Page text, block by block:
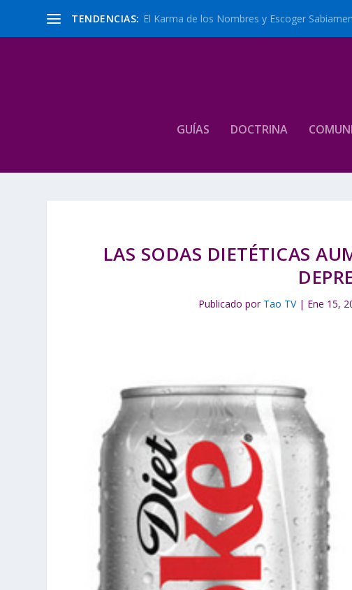
TENDENCIAS: El Karma de los Nombres y Escoger
GUÍAS DOCTRINA
LAS SODAS DIETÉTICAS
Publicado por Tao TV| Ene 15,